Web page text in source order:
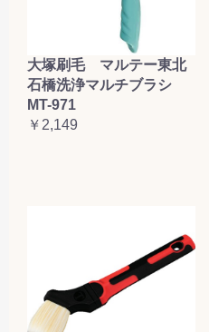
大塚刷毛 マルテー東北
石橋洗浄マルチブラシ
MT-971
￥2,149